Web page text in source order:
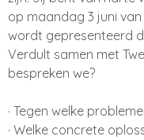
op maandag 3 juni van
wordt gepresenteerd
Verdult samen met
bespreken we?
· Tegen welke
· Welke concrete